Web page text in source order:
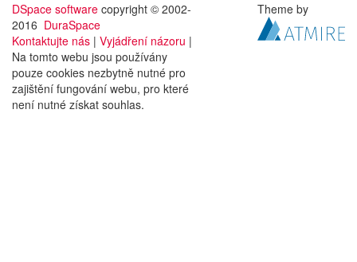
DSpace software copyright © 2002-
2016 DuraSpace
Kontaktujte nás | Vyjádření názoru |
Na tomto webu jsou používány
pouze cookies nezbytně nutné pro
zajištění fungování webu, pro které
není nutné získat souhlas.
Theme by